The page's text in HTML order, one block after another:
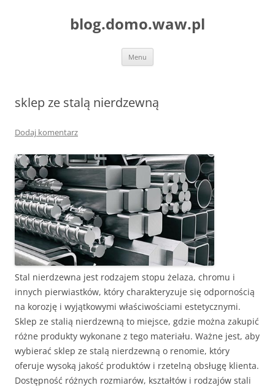
blog.domo.waw.pl
Menu
sklep ze stalą nierdzewną
Dodaj komentarz
Stal nierdzewna jest rodzajem stopu żelaza, chromu i
innych pierwiastków, który charakteryzuje się odpornością
na korozję i wyjątkowymi właściwościami estetycznymi.
Sklep ze stalią nierdzewną to miejsce, gdzie można zakupić
różne produkty wykonane z tego materiału. Ważne jest, aby
wybierać sklep ze stalą nierdzewną o renomie, który
oferuje wysoką jakość produktów i rzetelną obsługę klienta.
Dostępność różnych rozmiarów, kształtów i rodzajów stali